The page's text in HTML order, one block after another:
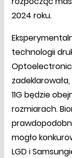
2024 roku.
technologii
11G będzie
rozmiarach.
mogło
LGD i